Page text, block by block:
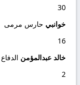
30
خوانبي حارس مرمى
16
خالد عبدالمؤمن الدفاع
2